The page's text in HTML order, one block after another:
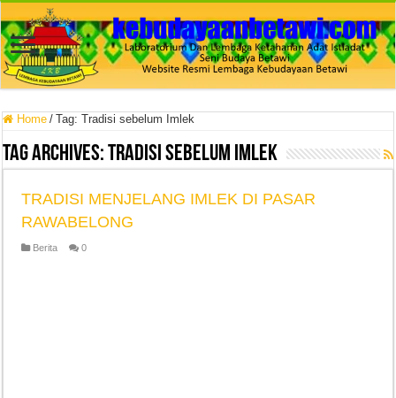
Home / Tag:Tradisi sebelum Imlek
Tag Archives:Tradisi sebelum Imlek
TRADISI MENJELANG IMLEK DI PASAR
RAWABELONG
Berita 0